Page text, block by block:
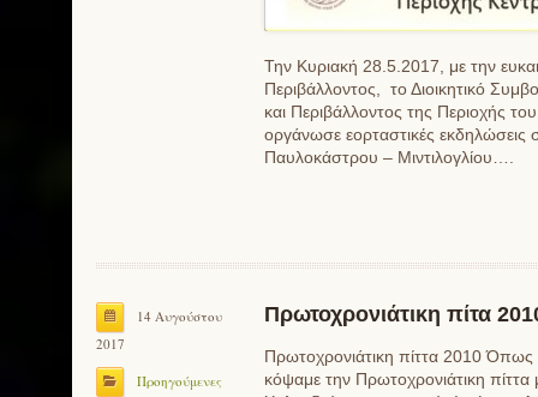
Την Κυριακή 28.5.2017, με την
Περιβάλλοντος, το Διοικητικό
και Περιβάλλοντος της Περιοχής
οργάνωσε εορταστικές
Παυλοκάστρου – Μιντιλογλίου….
14 Αυγούστου
2017
Προηγούμενες
Πρωτοχρονιάτικη πίτα
Πρωτοχρονιάτικη πίττα 2010 Όπως
κόψαμε την Πρωτοχρονιάτικη